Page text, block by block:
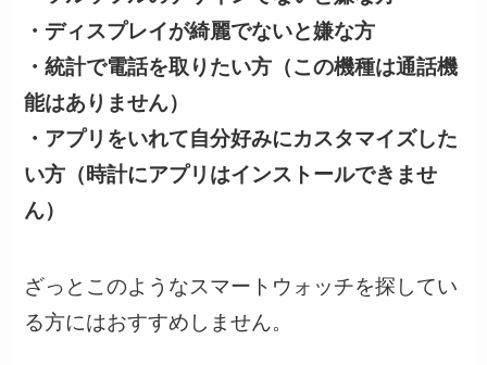
・ディスプレイが綺麗でないと嫌な方
・統計で電話を取りたい方（この機種は通話機
能はありません）
・アプリをいれて自分好みにカスタマイズした
い方（時計にアプリはインストールできませ
ん）
ざっとこのようなスマートウォッチを探してい
る方にはおすすめしません。